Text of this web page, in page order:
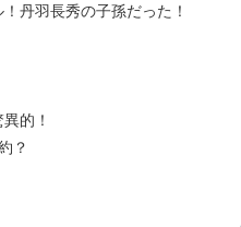
丹羽長秀の子孫だった！
的！
？